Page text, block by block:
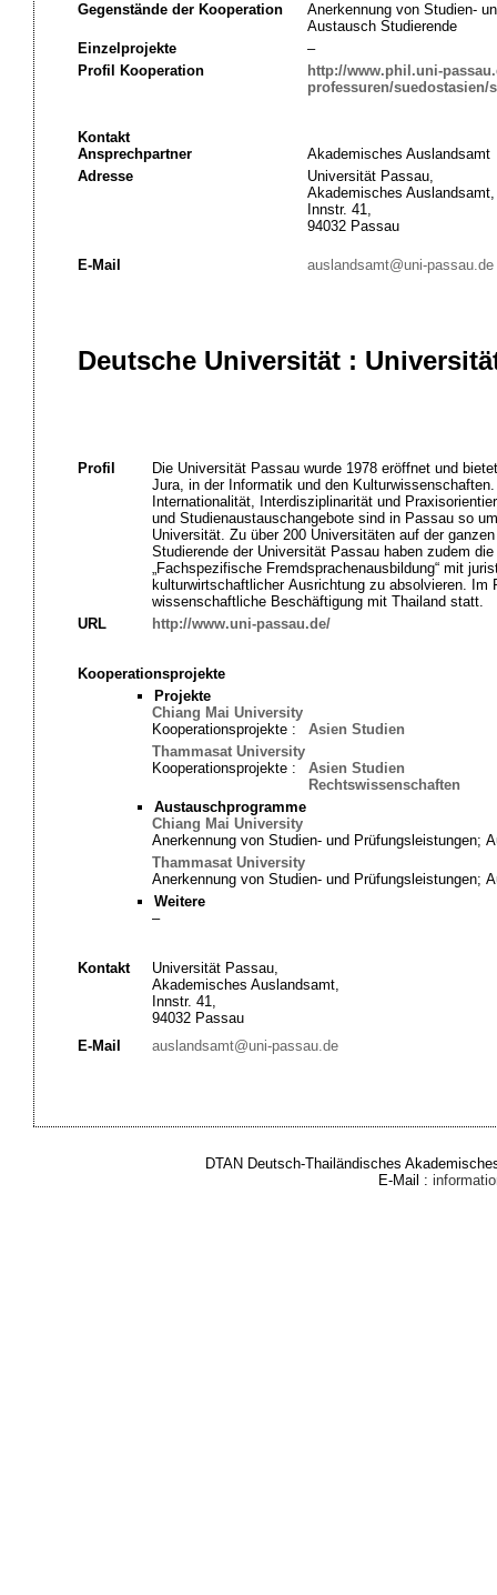
Gegenstände der Kooperation
Anerkennung von Studien-
Austausch Studierende
Einzelprojekte
–
Profil Kooperation
http://www.phil.uni-
professuren/suedostasien/
Kontakt
Ansprechpartner
Akademisches Auslandsamt
Adresse
Universität Passau,
Akademisches Auslandsamt,
Innstr. 41,
94032 Passau
E-Mail auslandsamt@uni-passau.de
Deutsche Universität :
Profil
Die Universität Passau wurde 1978 eröffnet und
Jura, in der Informatik und den
Internationalität, Interdisziplinarität und
und Studienaustauschangebote sind in Passau so
Universität. Zu über 200 Universitäten auf der
Studierende der Universität Passau haben zudem
„Fachspezifische Fremdsprachenausbildung“ mit
kulturwirtschaftlicher Ausrichtung zu absolvieren. Im
wissenschaftliche Beschäftigung mit Thailand statt.
URL
http://www.uni-passau.de/
Kooperationsprojekte
Projekte
Chiang Mai University
Kooperationsprojekte :
Asien Studien
Thammasat University
Kooperationsprojekte :
Asien Studien
Rechtswissenschaften
Austauschprogramme
Chiang Mai University
Anerkennung von Studien- und Prüfungsleistungen;
Thammasat University
Anerkennung von Studien- und Prüfungsleistungen;
Weitere
–
Kontakt
Universität Passau,
Akademisches Auslandsamt,
Innstr. 41,
94032 Passau
E-Mail
auslandsamt@uni-passau.de
DTAN Deutsch-Thailändisches
E-Mail :